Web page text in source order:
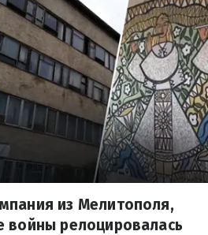
из Мелитополя,
войны релоцировалась